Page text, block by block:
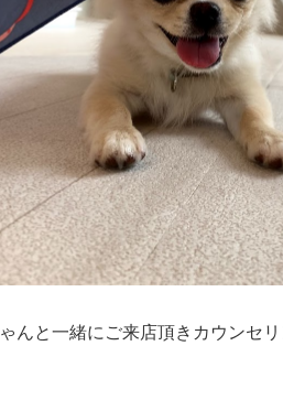
んと一緒にご来店頂きカウンセ